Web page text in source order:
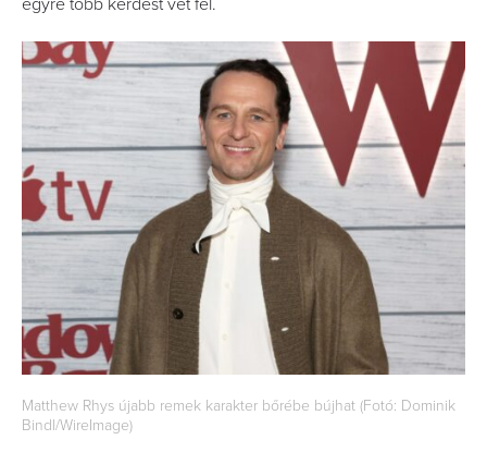
Matthew Rhys újabb remek karakter bőrébe bújhat (Fotó: Dominik
Bindl/WireImage)